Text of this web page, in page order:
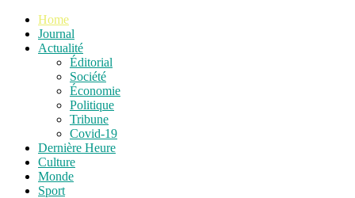
Home
Journal
Actualité
Éditorial
Société
Économie
Politique
Tribune
Covid-19
Dernière Heure
Culture
Monde
Sport